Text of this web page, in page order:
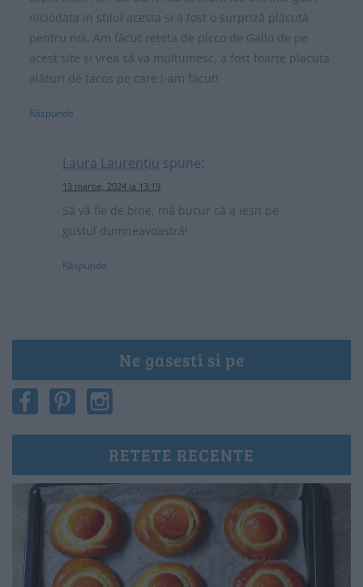
niciodata in stilul acesta si a fost o surpriză plăcută
pentru noi. Am făcut rețeta de picco de Gallo de pe
acest site și vrea să va multumesc, a fost foarte placuta
alături de tacos pe care i-am facut!
Răspunde
Laura Laurențiu spune:
13 martie, 2024 la 13:19
Să vă fie de bine, mă bucur că a ieșit pe
gustul dumneavoastră!
Răspunde
Ne gasesti si pe
RETETE RECENTE